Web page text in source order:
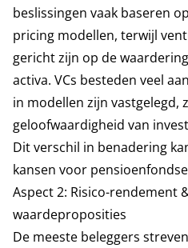
beslissingen vaak baseren
pricing modellen, terwijl
gericht zijn op de
activa. VCs besteden veel
in modellen zijn vastgelegd,
geloofwaardigheid van
Dit verschil in benadering
kansen voor
Aspect 2: Risico-rendement
waardeproposities
De meeste beleggers